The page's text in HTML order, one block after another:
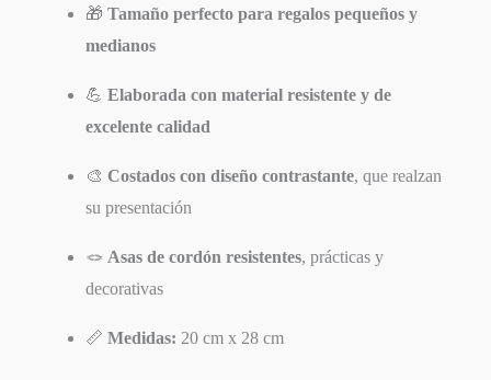
🎁 Tamaño perfecto para regalos pequeños y
medianos
💪 Elaborada con material resistente y de
excelente calidad
🎨 Costados con diseño contrastante, que realzan
su presentación
🪢 Asas de cordón resistentes, prácticas y
decorativas
📏 Medidas: 20 cm x 28 cm